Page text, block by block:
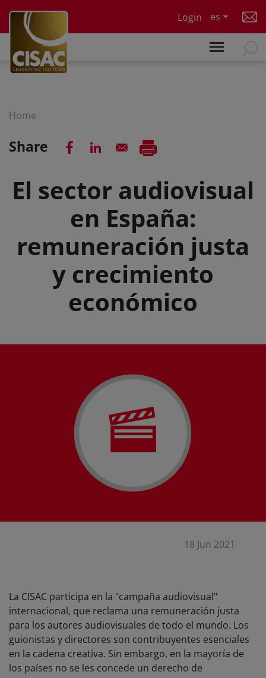
Login
es
Home
Share
El sector audiovisual
en España:
remuneración justa
y crecimiento
económico
18 Jun 2021
La CISAC participa en la "campaña audiovisual"
internacional, que reclama una remuneración justa
para los autores audiovisuales de todo el mundo. Los
guionistas y directores son contribuyentes esenciales
en la cadena creativa. Sin embargo, en la mayoría de
los países no se les concede un derecho de